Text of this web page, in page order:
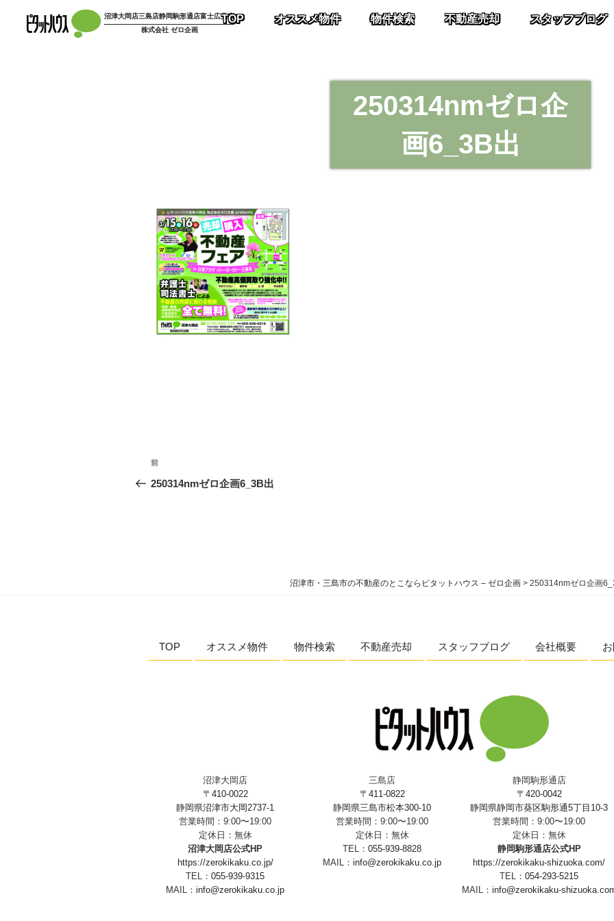
沼津大岡店三島店静岡駒形通店富士広見店
株式会社 ゼロ企画
TOP オススメ物件 物件検索 不動産売却 スタッフブログ
250314nmゼロ企
画6_3B出
投
稿
ン
過
去
前
250314nmゼロ企画6_3B出
沼津市・三島市の不動産のとこならピタットハウス – ゼロ企画 > 250314nmゼロ企画
TOP オススメ物件 物件検索 不動産売却 スタッフブログ 会社概要
沼津大岡店
〒410-0022
静岡県沼津市大岡2737-1
営業時間：9:00〜19:00
定休日：無休
沼津大岡店公式HP
https://zerokikaku.co.jp/
TEL： 055-939-9315
MAIL： info@zerokikaku.co.jp
三島店
〒411-0822
静岡県三島市松本300-10
営業時間：9:00〜19:00
定休日：無休
TEL： 055-939-8828
MAIL： info@zerokikaku.co.jp
静岡駒形通店
〒420-0042
静岡県静岡市葵区駒形通5丁目10-3
営業時間：9:00〜19:00
定休日：無休
静岡駒形通店公式HP
https://zerokikaku-shizuoka.com/
TEL： 054-293-5215
MAIL： info@zerokikaku-